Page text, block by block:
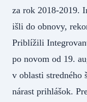
za rok 2018-2019.
išli do obnovy,
Priblížili
po novom od 19.
v oblasti stredného
nárast prihlášok.